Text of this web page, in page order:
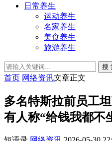
日常养生
运动养生
名家养生
美食养生
旅游养生
搜
首页 网络资讯文章正文
多名特斯拉前员工
有人称“给钱我都不